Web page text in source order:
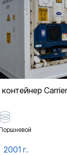
Поршневой
2001 г.